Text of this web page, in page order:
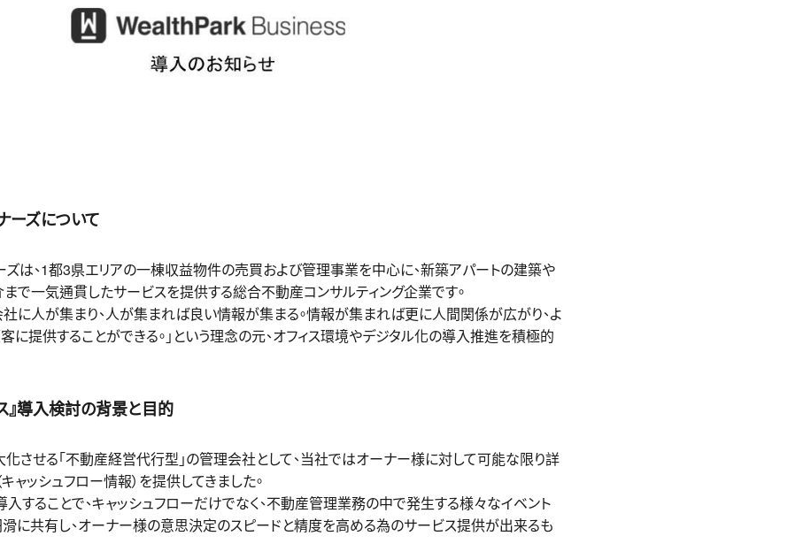
ーズについて
ズは、1都3県エリアの一棟収益物件の売買および管理事業を中心に、新築アパートの建築や
まで一気通貫したサービスを提供する総合不動産コンサルティング企業です。
社に人が集まり、人が集まれば良い情報が集まる。情報が集まれば更に人間関係が広がり、よ
に提供することができる。」という理念の元、オフィス環境やデジタル化の導入推進を積極的
』導入検討の背景と目的
させる「不動産経営代行型」の管理会社として、当社ではオーナー様に対して可能な限り詳
ッシュフロー情報）を提供してきました。
することで、キャッシュフローだけでなく、不動産管理業務の中で発生する様々なイベント
に共有し、オーナー様の意思決定のスピードと精度を高める為のサービス提供が出来るも